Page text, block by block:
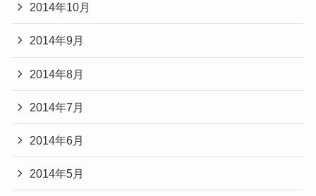
2014年10月
2014年9月
2014年8月
2014年7月
2014年6月
2014年5月